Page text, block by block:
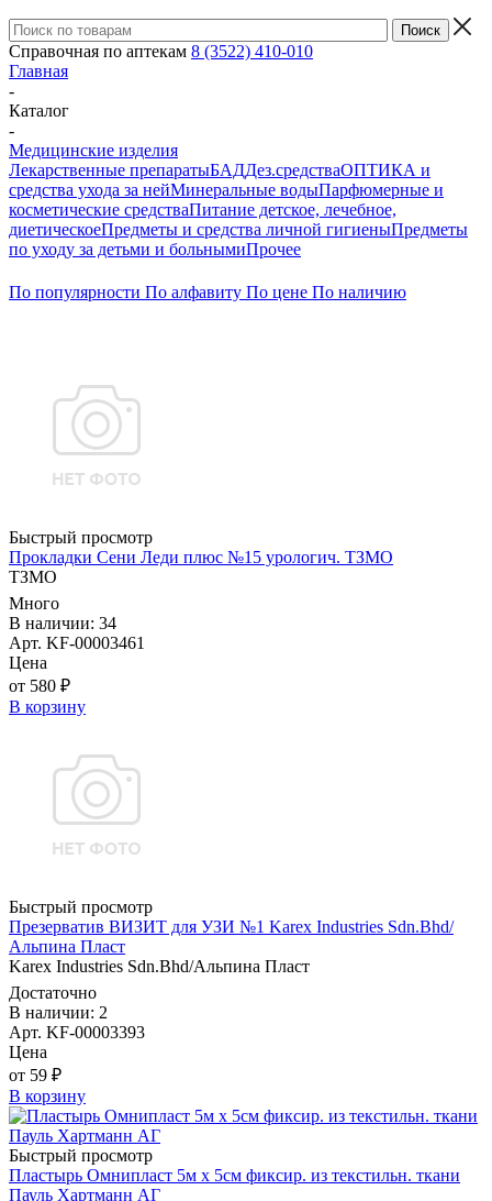
Справочная по аптекам 8 (3522) 410-010
Главная
-
Каталог
-
Медицинские изделия
Лекарственные препаратыБАДДез.средстваОПТИКА и
средства ухода за нейМинеральные водыПарфюмерные и
косметические средстваПитание детское, лечебное,
диетическоеПредметы и средства личной гигиеныПредметы
по уходу за детьми и больнымиПрочее
По популярности По алфавиту По цене По наличию
Быстрый просмотр
Прокладки Сени Леди плюс №15 урологич. ТЗМО
ТЗМО
Много
В наличии: 34
Арт. KF-00003461
Цена
от 580 ₽
В корзину
Быстрый просмотр
Презерватив ВИЗИТ для УЗИ №1 Karex Industries Sdn.Bhd/
Альпина Пласт
Karex Industries Sdn.Bhd/Альпина Пласт
Достаточно
В наличии: 2
Арт. KF-00003393
Цена
от 59 ₽
В корзину
Быстрый просмотр
Пластырь Омнипласт 5м х 5см фиксир. из текстильн. ткани
Пауль Хартманн AГ